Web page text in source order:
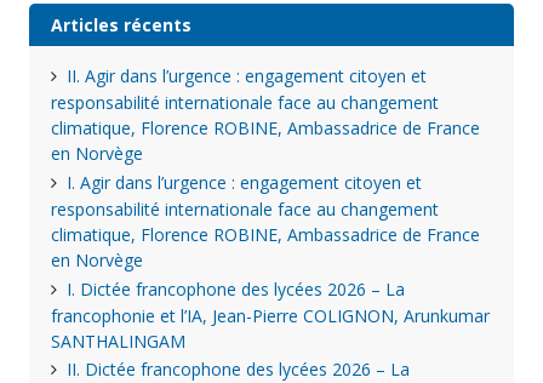
Articles récents
II. Agir dans l’urgence : engagement citoyen et
responsabilité internationale face au changement
climatique, Florence ROBINE, Ambassadrice de France
en Norvège
I. Agir dans l’urgence : engagement citoyen et
responsabilité internationale face au changement
climatique, Florence ROBINE, Ambassadrice de France
en Norvège
I. Dictée francophone des lycées 2026 – La
francophonie et l’IA, Jean-Pierre COLIGNON, Arunkumar
SANTHALINGAM
II. Dictée francophone des lycées 2026 – La